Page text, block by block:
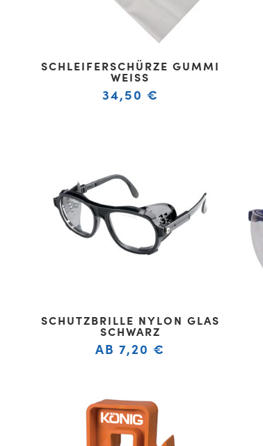
SCHLEIFERSCHÜRZE GUMMI
WEISS
34,50 €
SCHUTZBRILLE NYLON GLAS
SCHWARZ
AB 7,20 €